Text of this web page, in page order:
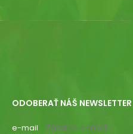
ODOBERAŤ NÁŠ NEWSLETTER
e-mail